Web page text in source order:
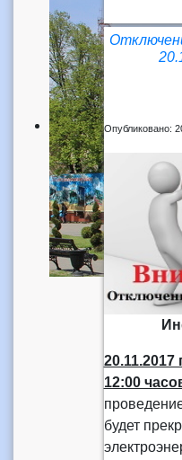
Опубликовано:
20.11.2017
12:00
будет